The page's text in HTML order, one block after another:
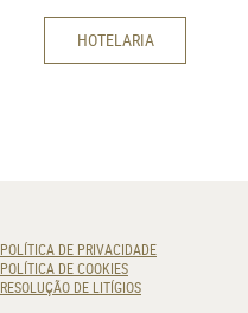
HOTELARIA
POLÍTICA DE PRIVACIDADE
POLÍTICA DE COOKIES
RESOLUÇÃO DE LITÍGIOS